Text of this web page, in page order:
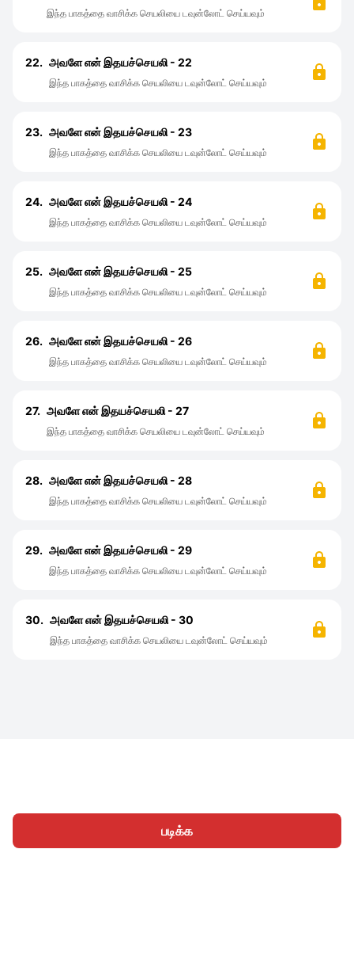
படிக்க
இந்த பாகத்தை வாசிக்க செயலியை டவுன்லோட் செய்யவும்
22. அவளே என் இதயச்செயலி - 22
இந்த பாகத்தை வாசிக்க செயலியை டவுன்லோட் செய்யவும்
23. அவளே என் இதயச்செயலி - 23
இந்த பாகத்தை வாசிக்க செயலியை டவுன்லோட் செய்யவும்
24. அவளே என் இதயச்செயலி - 24
இந்த பாகத்தை வாசிக்க செயலியை டவுன்லோட் செய்யவும்
25. அவளே என் இதயச்செயலி - 25
இந்த பாகத்தை வாசிக்க செயலியை டவுன்லோட் செய்யவும்
26. அவளே என் இதயச்செயலி - 26
இந்த பாகத்தை வாசிக்க செயலியை டவுன்லோட் செய்யவும்
27. அவளே என் இதயச்செயலி - 27
இந்த பாகத்தை வாசிக்க செயலியை டவுன்லோட் செய்யவும்
28. அவளே என் இதயச்செயலி - 28
இந்த பாகத்தை வாசிக்க செயலியை டவுன்லோட் செய்யவும்
29. அவளே என் இதயச்செயலி - 29
இந்த பாகத்தை வாசிக்க செயலியை டவுன்லோட் செய்யவும்
30. அவளே என் இதயச்செயலி - 30
இந்த பாகத்தை வாசிக்க செயலியை டவுன்லோட் செய்யவும்
முகப்பு வகைகள் எழுத கட்டுரைகள் உள்நுழைக